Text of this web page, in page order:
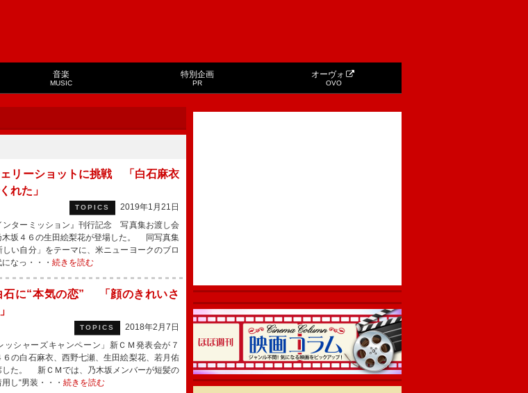
音楽
MUSIC
特別企画
PR
オーヴォ
OVO
リーショットに挑戦 「白石麻衣
れた」
TOPICS
2019年1月21日
ターミッション』刊行記念 写真集お渡し会
木坂４６の生田絵梨花が登場した。 同写真集
い自分」をテーマに、米ニューヨークのブロ
なっ・・・ 続きを読む
石に“本気の恋” 「顔のきれいさ
TOPICS
2018年2月7日
シャーズキャンペーン」新ＣＭ発表会が７
の白石麻衣、西野七瀬、生田絵梨花、若月佑
した。 新ＣＭでは、乃木坂メンバーが短髪の
し“男装・・・ 続きを読む